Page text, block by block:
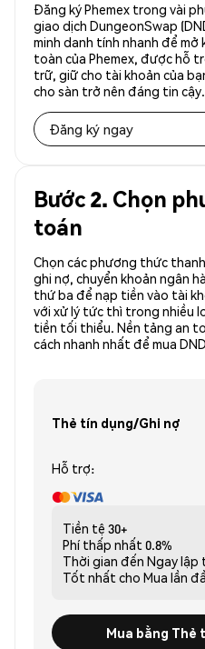
Đăng ký Phemex trong vài
giao dịch DungeonSwap
minh danh tính nhanh để
toàn của Phemex, được hỗ
trữ, giữ cho tài khoản của
cho sàn trở nên đáng tin cậy.
Đăng ký ngay
Bước 2. Chọn
toán
Chọn các phương thức
ghi nợ, chuyển khoản ngân
thứ ba để nạp tiền vào tài
với xử lý tức thì trong nhiều
tiền tối thiểu. Nền tảng an
cách nhanh nhất để mua
Thẻ tín dụng/Ghi nợ
Hỗ trợ:
Tiền tệ 30+
Phí thấp nhất 0.8%
Thời gian đến Ngay lập
Tốt nhất cho Mua lần
Mua bằng Thẻ